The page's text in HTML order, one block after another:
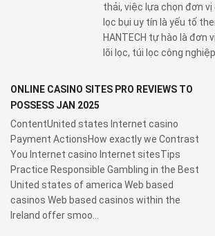
thải, việc lựa chọn đơn
lọc bụi uy tín là yếu tố
HANTECH tự hào là đơn
lõi lọc, túi lọc công nghiệp
ONLINE CASINO SITES PRO REVIEWS TO
POSSESS JAN 2025
ContentUnited states Internet casino
Payment ActionsHow exactly we Contrast
You Internet casino Internet sitesTips
Practice Responsible Gambling in the Best
United states of america Web based
casinos Web based casinos within the
Ireland offer smoo...